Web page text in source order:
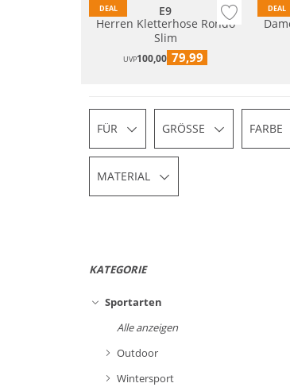
DEAL
E9
Herren Kletterhose Rondo
Slim
UVP100,00 79,99
DEAL
FÜR GRÖSSE FARBE
MATERIAL
KATEGORIE
Sportarten
Alle anzeigen
Outdoor
Wintersport